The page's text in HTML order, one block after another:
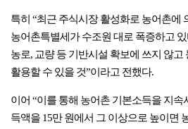
특히 “최근 주식시장 활성화로 농어촌에
농어촌특별세가 수조원 대로 폭증하고
농로, 교량 등 기반시설 확보에 쓰지 않
활용할 수 있을 것”이라고 전했다.
이어 “이를 통해 농어촌 기본소득을 지
득액을 15만 원에서 그 이상으로 높이면